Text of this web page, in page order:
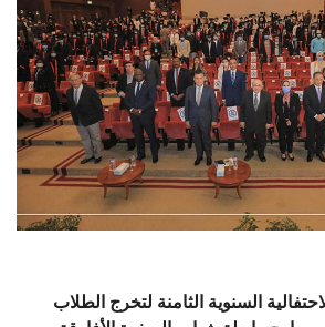
السنوية الثامنة لتخرج الطلاب